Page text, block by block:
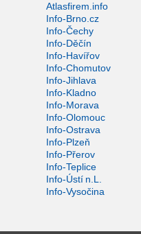
Atlasfirem.info
Info-Brno.cz
Info-Čechy
Info-Děčín
Info-Havířov
Info-Chomutov
Info-Jihlava
Info-Kladno
Info-Morava
Info-Olomouc
Info-Ostrava
Info-Plzeň
Info-Přerov
Info-Teplice
Info-Ústí n.L.
Info-Vysočina